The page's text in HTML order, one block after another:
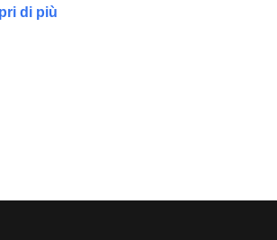
di più